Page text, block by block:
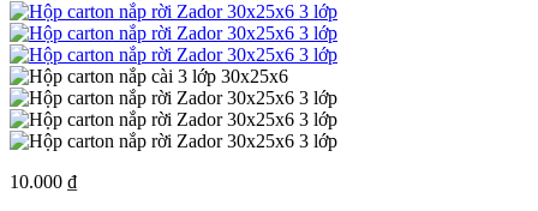
10.000 ₫